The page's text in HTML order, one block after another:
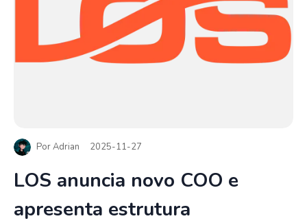
PorAdrian 2025-11-27
LOS anuncia novo COO e
apresenta estrutura